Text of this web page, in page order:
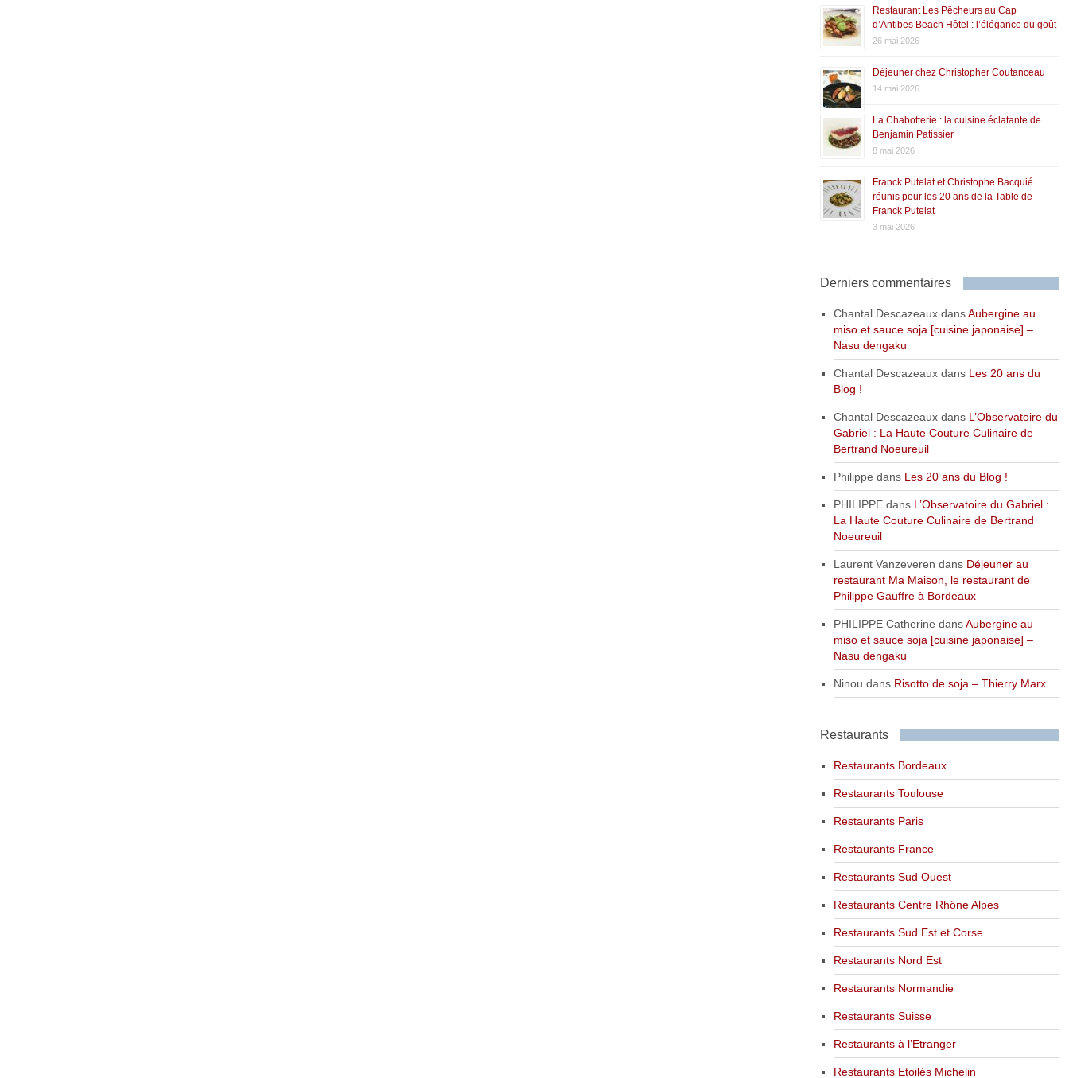
Restaurant Les Pêcheurs au Cap
d’Antibes Beach Hôtel : l’élégance du goût
26 mai 2026
Déjeuner chez Christopher Coutanceau
14 mai 2026
La Chabotterie : la cuisine éclatante de
Benjamin Patissier
8 mai 2026
Franck Putelat et Christophe Bacquié
réunis pour les 20 ans de la Table de
Franck Putelat
3 mai 2026
Derniers commentaires
Chantal DescazeauxdansAubergine au
miso et sauce soja [cuisine japonaise] –
Nasu dengaku
Chantal Descazeauxdans Les 20 ans du
Blog !
Chantal Descazeauxdans L’Observatoire du
Gabriel : La Haute Couture Culinaire de
Bertrand Noeureuil
Philippe dans Les 20 ans du Blog !
PHILIPPEdans L’Observatoire du Gabriel :
La Haute Couture Culinaire de Bertrand
Noeureuil
Laurent Vanzeveren dans Déjeuner au
restaurant Ma Maison, le restaurant de
Philippe Gauffre à Bordeaux
PHILIPPE Catherine dansAubergine au
miso et sauce soja [cuisine japonaise] –
Nasu dengaku
Ninou dans Risotto de soja – Thierry Marx
Restaurants
Restaurants Bordeaux
Restaurants Toulouse
Restaurants Paris
Restaurants France
Restaurants Sud Ouest
Restaurants Centre Rhône Alpes
Restaurants Sud Est et Corse
Restaurants Nord Est
Restaurants Normandie
Restaurants Suisse
Restaurants à l’Etranger
Restaurants Etoilés Michelin